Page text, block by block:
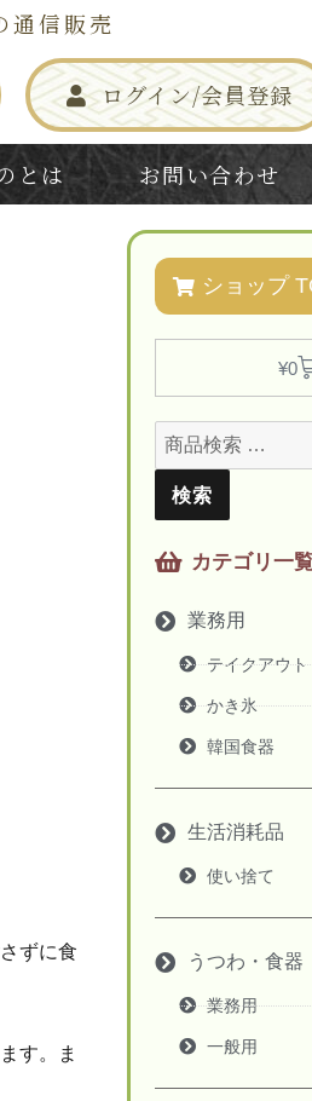
通信販売
ログイン/会員登録
とは お問い合わせ
ずに食
す。ま
ショップ
¥0
検索
カテゴリ一
業務用
テイクアウト
かき氷
韓国食器
生活消耗品
使い捨て
うつわ・食器
業務用
一般用